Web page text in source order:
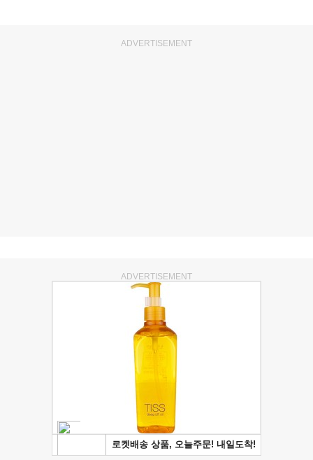
ADVERTISEMENT
ADVERTISEMENT